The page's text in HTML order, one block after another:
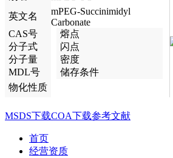
英文名
mPEG-Succinimidyl
Carbonate
CAS号
熔点
分子式
闪点
分子量
密度
MDL号
储存条件
物化性质
MSDS下载COA下载参考文献
首页
经营资质